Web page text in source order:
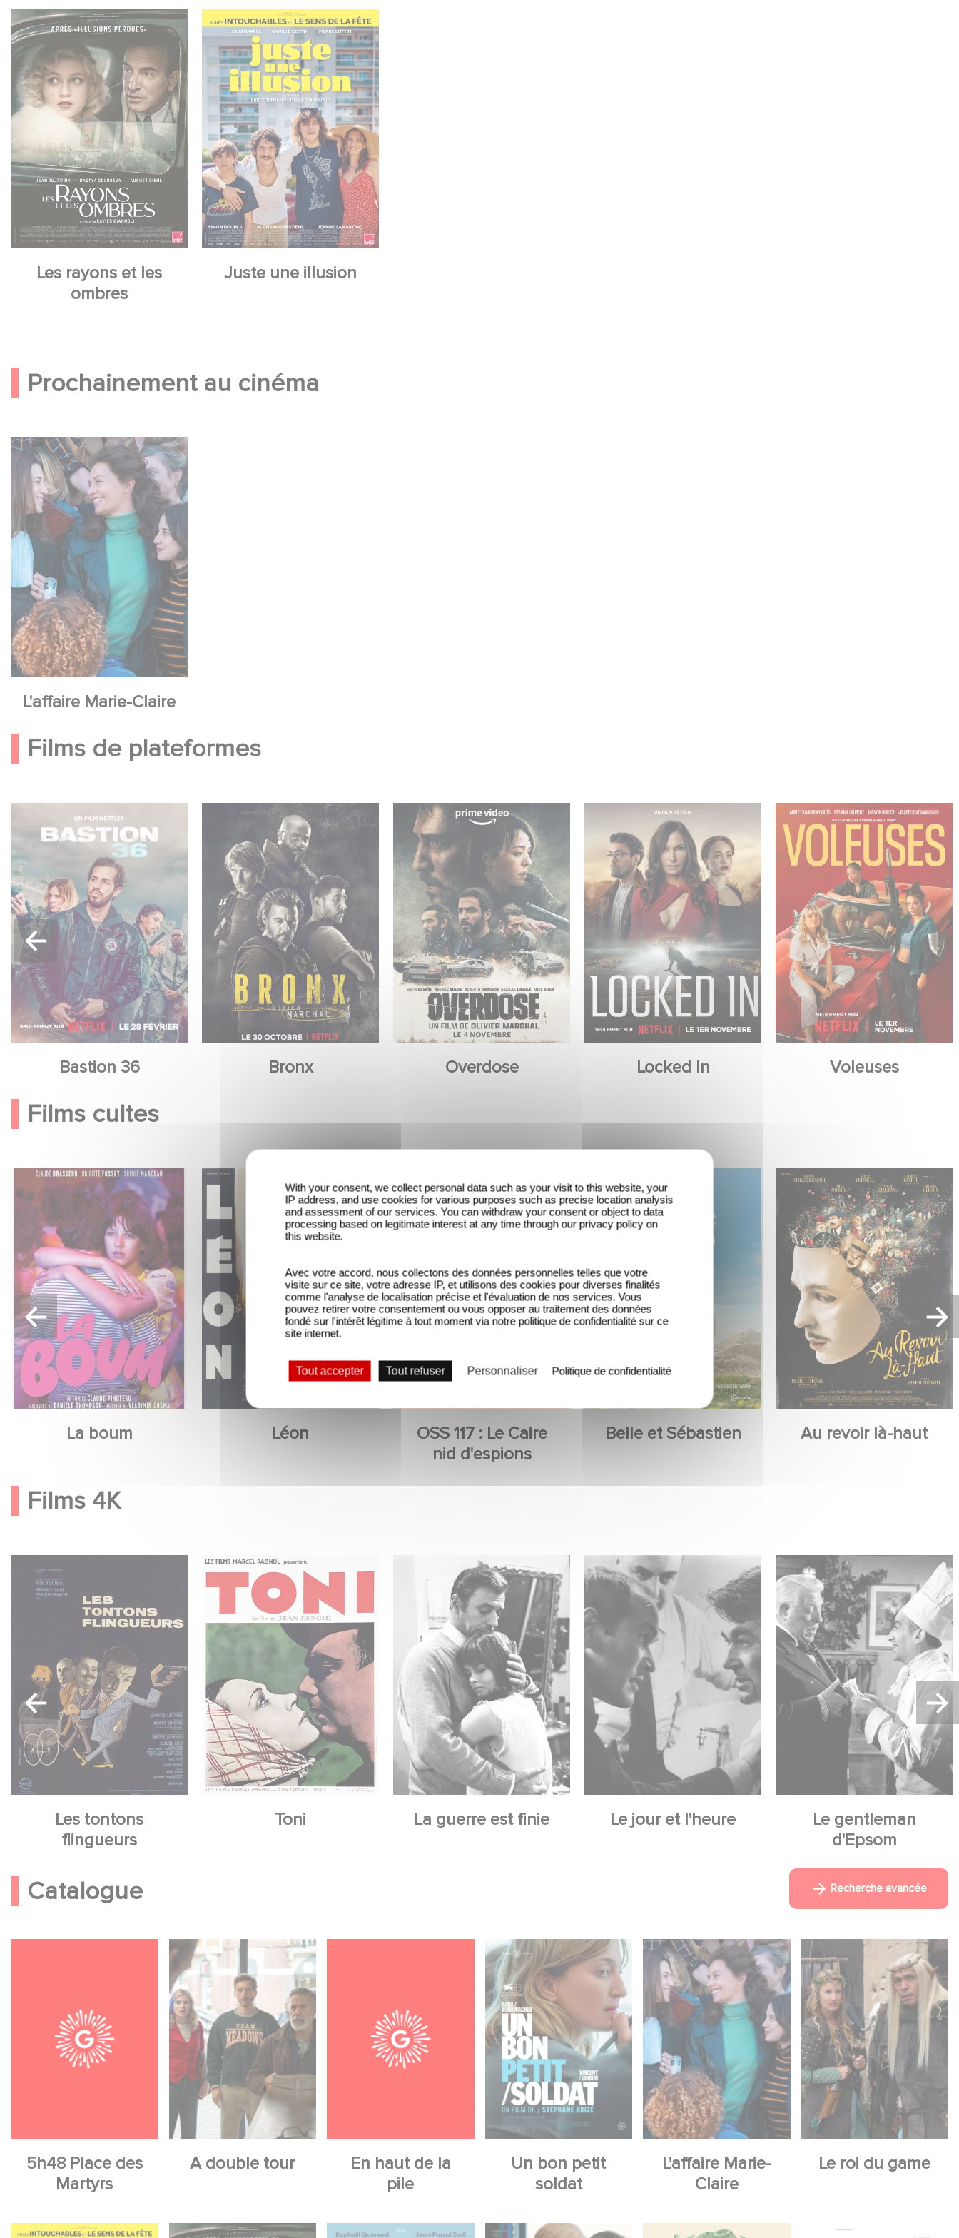
Les rayons et les
ombres
Juste une illusion
Prochainement au cinéma
L'affaire Marie-Claire
Films de plateformes
Bastion 36 Bronx Overdose Locked In Voleuses
Films cultes
La boum Léon
OSS 117 : Le Caire
nid d'espions
Belle et Sébastien Au revoir là-haut
Films 4K
Les tontons
flingueurs
Toni La guerre est finie Le jour et l'heure
Le gentleman
d'Epsom
Catalogue Recherche avancée
5h48 Place des
Martyrs
A double tour
En haut de la
pile
Un bon petit
soldat
L'affaire Marie-
Claire
Le roi du game
With your consent, we collect personal data such as your visit to this website, your
IP address, and use cookies for various purposes such as precise location analysis
and assessment of our services. You can withdraw your consent or object to data
processing based on legitimate interest at any time through our privacy policy on
this website.
Avec votre accord, nous collectons des données personnelles telles que votre
visite sur ce site, votre adresse IP, et utilisons des cookies pour diverses finalités
comme l'analyse de localisation précise et l'évaluation de nos services. Vous
pouvez retirer votre consentement ou vous opposer au traitement des données
fondé sur l'intérêt légitime à tout moment via notre politique de confidentialité sur ce
site internet.
Tout accepter Tout refuser Personnaliser Politique de confidentialité